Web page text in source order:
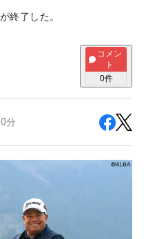
終了した。
コメン
ト
0件
分